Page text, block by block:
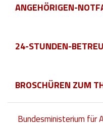
ANGEHÖRIGEN-
24-STUNDEN-
BROSCHÜREN ZUM
Bundesministerium für